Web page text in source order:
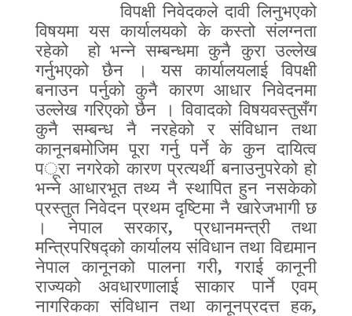
विपक्षी निवेदकले दावी लिनुभएको
विषयमा यस कार्यालयको के कस्तो संलग्नता
रहेको
हो भन्ने सम्बन्धमा कुनै कुरा उल्लेख
गर्नुभएको छैन । यस कार्यालयलाई विपक्षी
बनाउन पर्नुको कुनै कारण आधार निवेदनमा
उल्लेख गरिएको छैन । विवादको विषयवस्तुसँग
कुनै सम्बन्ध नै नरहेको र संविधान तथा
कानूनबमोजिम पूरा गर्नु पर्ने के कुन दायित्व
पूरा नगरेको कारण प्रत्यर्थी बनाउनुपरेको हो
भन्ने आधारभूत तथ्य नै स्थापित हुन नसकेको
प्रस्तुत निवेदन प्रथम दृष्टिमा नै खारेजभागी छ
। नेपाल सरकार,प्रधानमन्त्री तथा
मन्त्रिपरिषद्को कार्यालय संविधान तथा विद्यमान
नेपाल कानूनको पालना गरी,गराई कानूनी
राज्यको अवधारणालाई साकार पार्ने एवम्‌
नागरिकका संविधान तथा कानूनप्रदत्त हक,